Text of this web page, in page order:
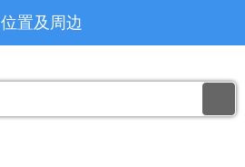
位置及周边